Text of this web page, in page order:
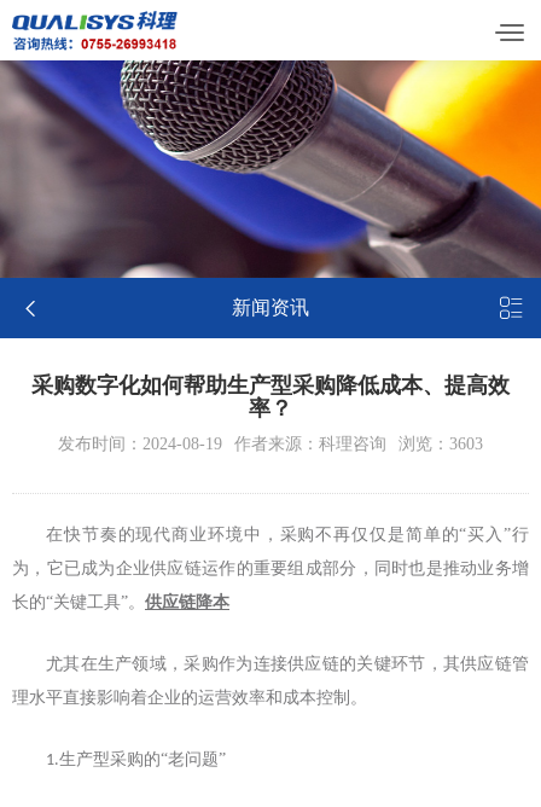
 新闻资讯 
采购数字化如何帮助生产型采购降低成本、提高效
率？
发布时间：2024-08-19 作者来源：科理咨询 浏览：3603
在快节奏的现代商业环境中，采购不再仅仅是简单的“买入”行
为，它已成为企业供应链运作的重要组成部分，同时也是推动业务增
长的“关键工具”。 供应链降本
尤其在生产领域，采购作为连接供应链的关键环节，其供应链管
理水平直接影响着企业的运营效率和成本控制。
1.生产型采购的“老问题”